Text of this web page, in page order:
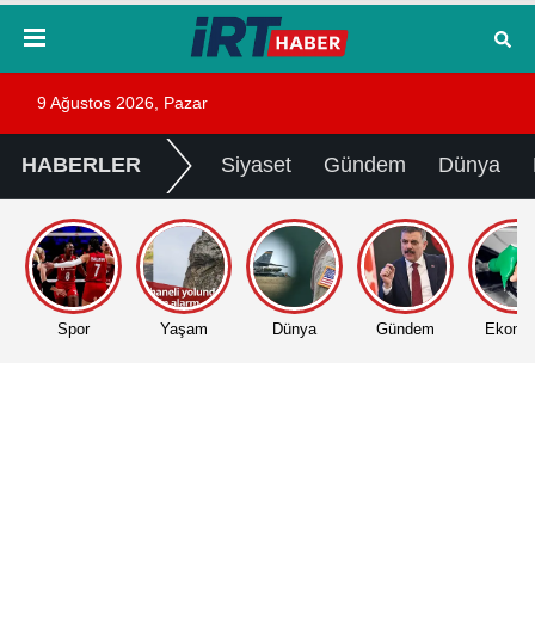
9 Ağustos 2026, Pazar
HABERLER Siyaset Gündem Dünya
Spor Yaşam Dünya Gündem